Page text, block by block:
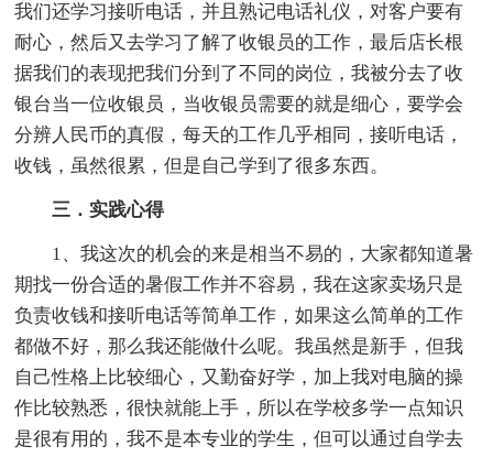
我们还学习接听电话，并且熟记电话礼仪，对客户要有
耐心，然后又去学习了解了收银员的工作，最后店长根
据我们的表现把我们分到了不同的岗位，我被分去了收
银台当一位收银员，当收银员需要的就是细心，要学会
分辨人民币的真假，每天的工作几乎相同，接听电话，
收钱，虽然很累，但是自己学到了很多东西。
三．实践心得
1、我这次的机会的来是相当不易的，大家都知道暑
期找一份合适的暑假工作并不容易，我在这家卖场只是
负责收钱和接听电话等简单工作，如果这么简单的工作
都做不好，那么我还能做什么呢。我虽然是新手，但我
自己性格上比较细心，又勤奋好学，加上我对电脑的操
作比较熟悉，很快就能上手，所以在学校多学一点知识
是很有用的，我不是本专业的学生，但可以通过自学去